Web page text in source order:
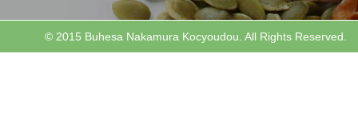
© 2015 Buhesa Nakamura Kocyoudou. All Rights Reserved.